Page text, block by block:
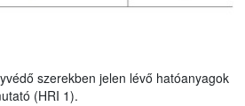
szerekben jelen lévő hatóanyagok
(HRI 1).